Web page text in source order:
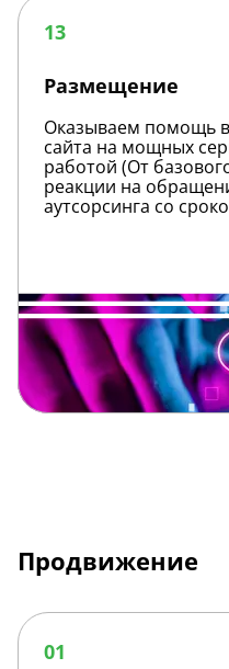
13
Размещение
Оказываем помощь
сайта на мощных
работой (От
реакции на
аутсорсинга со
Продвижение
Комплексное
продвижение
01